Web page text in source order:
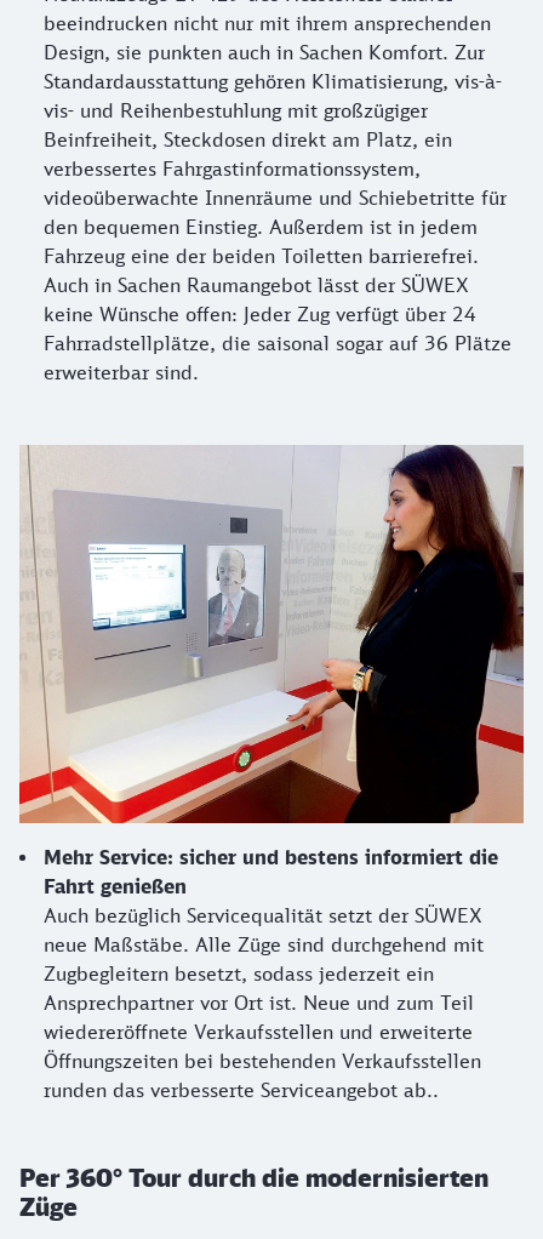
beeindrucken nicht nur mit ihrem ansprechenden
Design, sie punkten auch in Sachen Komfort. Zur
Standardausstattung gehören Klimatisierung, vis-à-
vis- und Reihenbestuhlung mit großzügiger
Beinfreiheit, Steckdosen direkt am Platz, ein
verbessertes Fahrgastinformationssystem,
videoüberwachte Innenräume und Schiebetritte für
den bequemen Einstieg. Außerdem ist in jedem
Fahrzeug eine der beiden Toiletten barrierefrei.
Auch in Sachen Raumangebot lässt der SÜWEX
keine Wünsche offen: Jeder Zug verfügt über 24
Fahrradstellplätze, die saisonal sogar auf 36 Plätze
erweiterbar sind.
Mehr Service
Mehr Service: sicher und bestens informiert die
Fahrt genießen
Auch bezüglich Servicequalität setzt der SÜWEX
neue Maßstäbe. Alle Züge sind durchgehend mit
Zugbegleitern besetzt, sodass jederzeit ein
Ansprechpartner vor Ort ist. Neue und zum Teil
wiedereröffnete Verkaufsstellen und erweiterte
Öffnungszeiten bei bestehenden Verkaufsstellen
runden das verbesserte Serviceangebot ab..
Per 360° Tour durch die modernisierten
Züge